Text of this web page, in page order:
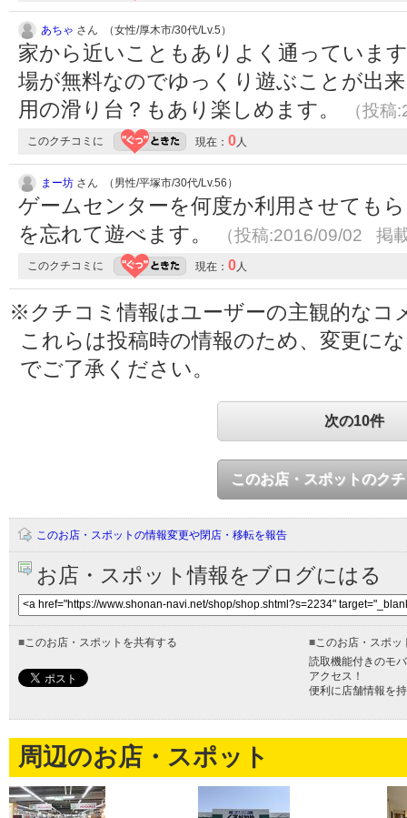
あちゃ さん （女性/厚木市/30代/Lv.5）
家から近いこともありよく通っていま
場が無料なのでゆっくり遊ぶことが出
用の滑り台？もあり楽しめます。
（投
このクチコミに 現在： 0 人
まー坊 さん （男性/平塚市/30代/Lv.56）
ゲームセンターを何度か利用させても
を忘れて遊べます。
（投稿:2016/09/02 掲
このクチコミに 現在： 0 人
※クチコミ情報はユーザーの主観的なコ
これらは投稿時の情報のため、変更に
でご了承ください。
次の10件
このお店・スポットのク
このお店・スポットの情報変更や閉店・移転を報告
お店・スポット情報をブログにはる
■ このお店・スポットを共有する ■ このお店・スポ
読取機能付きのモ
アクセス！
便利に店舗情報を
周辺のお店・スポット